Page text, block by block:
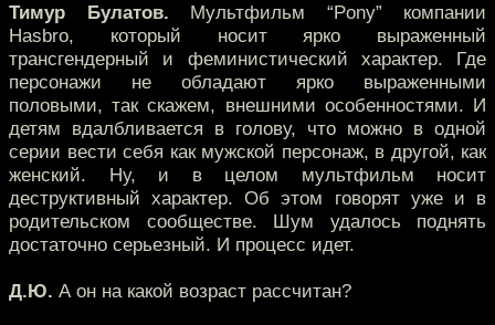
Тимур Булатов. Мультфильм “Pony” компании
Hasbro, который носит ярко выраженный
трансгендерный и феминистический характер. Где
персонажи не обладают ярко выраженными
половыми, так скажем, внешними особенностями. И
детям вдалбливается в голову, что можно в одной
серии вести себя как мужской персонаж, в другой, как
женский. Ну, и в целом мультфильм носит
деструктивный характер. Об этом говорят уже и в
родительском сообществе. Шум удалось поднять
достаточно серьезный. И процесс идет.
Д.Ю. А он на какой возраст рассчитан?